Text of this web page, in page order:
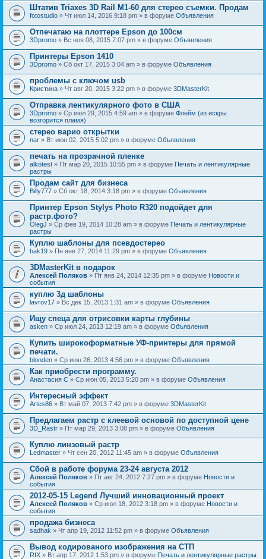
Штатив Triaxes 3D Rail M1-60 для стерео съемки. Продам
fotostudio » Чт июл 14, 2016 9:18 pm » в форуме Объявления
Отпечатаю на плоттере Epson до 100см
3Dpromo » Вс ноя 08, 2015 7:07 pm » в форуме Объявления
Принтеры Epson 1410
3Dpromo » Сб окт 17, 2015 3:04 am » в форуме Объявления
проблемы с ключом usb
Кристина » Чт авг 20, 2015 3:22 pm » в форуме 3DMasterKit
Отправка лентикулярного фото в США
3Dpromo » Ср июл 29, 2015 4:59 am » в форуме Флейм (из искры
возгорится пламя)
стерео варио открытки
nar » Вт июн 02, 2015 5:02 pm » в форуме Объявления
печать на прозрачной пленке
alkotest » Пт мар 20, 2015 10:55 pm » в форуме Печать и лентикулярные
растры
Продам сайт для бизнеса
Billy777 » Сб окт 18, 2014 3:18 pm » в форуме Объявления
Принтер Epson Stylys Photo R320 подойдет для
растр.фото?
OlegJ » Ср фев 19, 2014 10:28 am » в форуме Печать и лентикулярные
растры
Куплю шаблоны для псевдостерео
bak19 » Пн янв 27, 2014 11:29 pm » в форуме Объявления
3DMasterKit в подарок
Алексей Поляков » Пт янв 24, 2014 12:35 pm » в форуме Новости и
события
куплю 3д шаблоны
lavrov17 » Вс дек 15, 2013 1:31 am » в форуме Объявления
Ищу спеца для отрисовки карты глубины
asken » Ср июл 24, 2013 12:19 am » в форуме Объявления
Купить широкоформатные УФ-принтеры для прямой
печати.
blonden » Ср июн 26, 2013 4:56 pm » в форуме Объявления
Как приобрести программу.
Анастасия С » Ср июн 05, 2013 5:20 pm » в форуме Объявления
Интересный эффект
Artes86 » Вт май 07, 2013 7:42 pm » в форуме 3DMasterKit
Предлагаем растр с клеевой основой по доступной цене
3D_Rastr » Пт мар 29, 2013 3:08 pm » в форуме Объявления
Куплю линзовый растр
Ledmaster » Чт сен 20, 2012 11:45 am » в форуме Объявления
Сбой в работе форума 23-24 августа 2012
Алексей Поляков » Пт авг 24, 2012 7:27 pm » в форуме Новости и
события
2012-05-15 Legend Лучший инновационный проект
Алексей Поляков » Ср июл 18, 2012 3:18 pm » в форуме Новости и
события
продажа бизнеса
sadhak » Чт апр 19, 2012 11:52 pm » в форуме Объявления
Вывод кодированого изображения на СТП
RIX » Вт апр 17, 2012 1:53 pm » в форуме Печать и лентикулярные растры